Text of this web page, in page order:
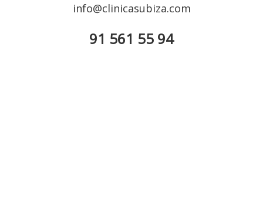
info@clinicasubiza.com
91 561 55 94